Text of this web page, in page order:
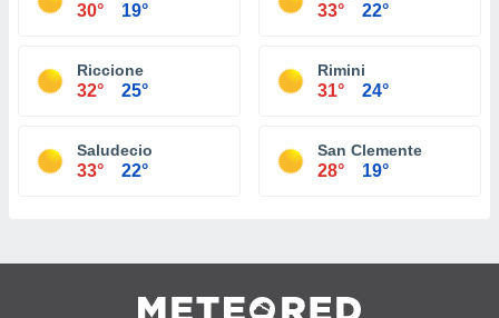
30° 19° 33° 22°
Riccione
32° 25°
Rimini
31° 24°
Saludecio
33° 22°
San Clemente
28° 19°